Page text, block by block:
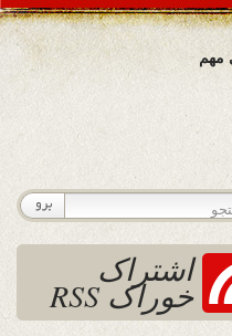
مهم
اشتراک
خوراک RSS